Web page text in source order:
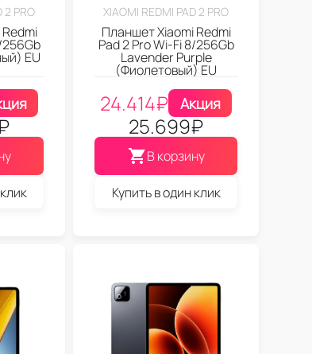
2 PRO
256Gb
EU
XIAOMI REDMI PAD 2 PRO
Планшет Xiaomi Redmi
Pad 2 Pro Wi-Fi 8/256Gb
Lavender Purple
(Фиолетовый) EU
24.414₽ Акция
25.699₽
В корзину
Купить в один клик